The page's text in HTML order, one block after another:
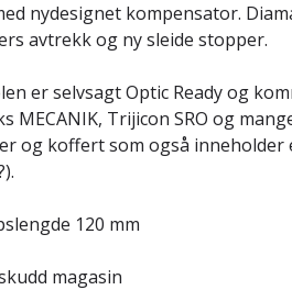
nydesignet kompensator.
avtrekk og ny sleide stopper.
er selvsagt Optic Ready og
MECANIK, Trijicon SRO og
og koffert som også inneholder
120 mm
magasin